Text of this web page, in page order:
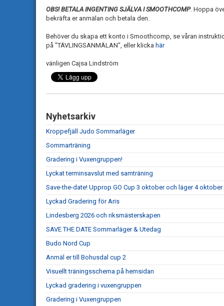
OBS! BETALA INGENTING SJÄLVA I SMOOTHCOMP. Hoppa
bekräfta er anmälan och betala den.
Behöver du skapa ett konto i Smoothcomp, se våran
på "TÄVLINGSANMÄLAN", eller klicka här
vänligen Cajsa Lindström
Nyhetsarkiv
Kroppefjäll Judo Sommarläger
Sommarträning
Gradering i Vuxengruppen!
Lyckat terminsavslut med samträning
Save-the-date! Upprop GO Cup 3 oktober och läger 4 oktober
Lyckad Gradering för Aris
Lindesberg 2026 och riksmästerskapen
SAVE THE DATE Sommarläger & Utedag
Budo Nord Cup
Anmäl er till Bohusdal cup 2
Visuellt träningsschema på hemsidan
Lyckad gradering i vuxengruppen
Gradering i Vuxengruppen